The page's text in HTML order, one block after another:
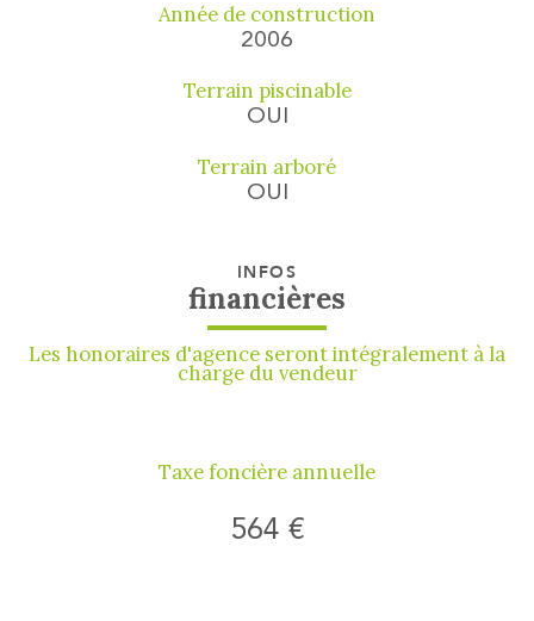
Année de construction
2006
Terrain piscinable
OUI
Terrain arboré
OUI
INFOS
financières
Les honoraires d'agence seront intégralement à la
charge du vendeur
Taxe foncière annuelle
564 €